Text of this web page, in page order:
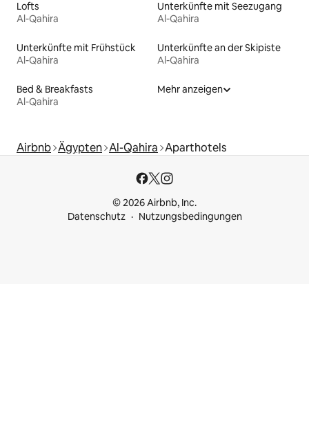
Lofts
Al-Qahira
Unterkünfte mit Seezugang
Al-Qahira
Unterkünfte mit Frühstück
Al-Qahira
Unterkünfte an der Skipiste
Al-Qahira
Bed & Breakfasts
Al-Qahira
Mehr anzeigen
Airbnb Ägypten Al-Qahira Aparthotels
© 2026 Airbnb, Inc.
Datenschutz
Nutzungsbedingungen